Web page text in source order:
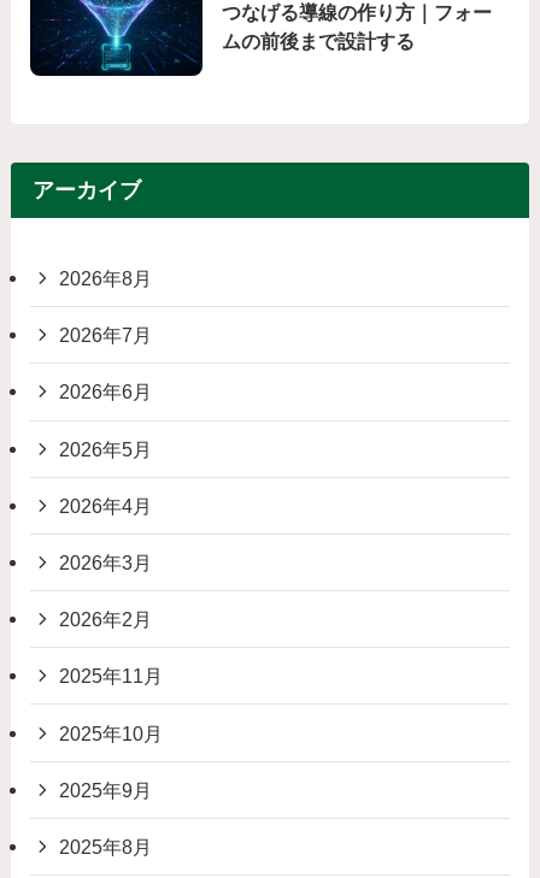
つなげる導線の作り方｜フォー
ムの前後まで設計する
アーカイブ
2026年8月
2026年7月
2026年6月
2026年5月
2026年4月
2026年3月
2026年2月
2025年11月
2025年10月
2025年9月
2025年8月